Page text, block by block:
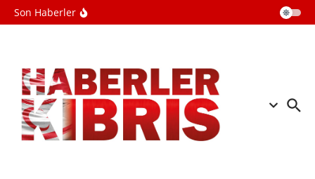
İçeriğe atla
Son Haberler
Mesafir Yatta bölgesindeki
İşgalci İsrail, ateşkese rağmen
Lübnan'a saldırılarını sürdürüyor